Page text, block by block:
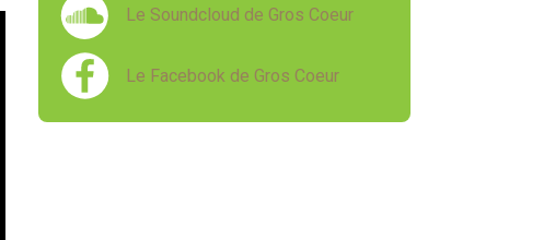
Le Soundcloud de Gros Coeur
Le Facebook de Gros Coeur